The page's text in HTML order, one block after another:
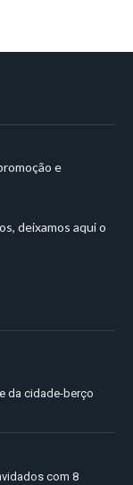
e
deixamos aqui o
da cidade-berço
com 8